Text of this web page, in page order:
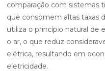
comparação com sistemas
que consomem altas taxas
utiliza o princípio natural de
o ar, o que reduz
elétrica, resultando em
eletricidade.